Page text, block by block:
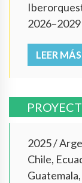
2026–2029
LEER MÁS
2025/
Chile,